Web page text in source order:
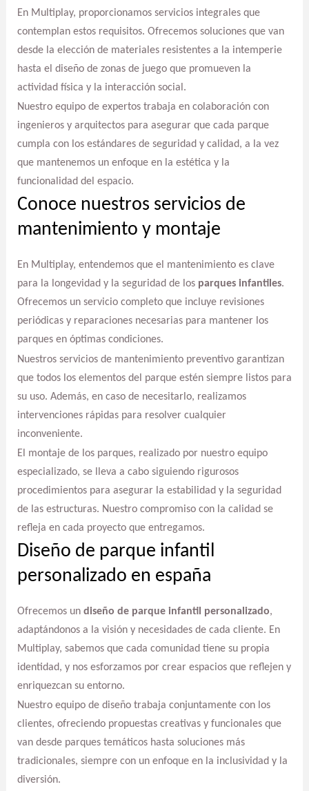
En Multiplay, proporcionamos servicios integrales que
contemplan estos requisitos. Ofrecemos soluciones que van
desde la elección de materiales resistentes a la intemperie
hasta el diseño de zonas de juego que promueven la
actividad física y la interacción social.
Nuestro equipo de expertos trabaja en colaboración con
ingenieros y arquitectos para asegurar que cada parque
cumpla con los estándares de seguridad y calidad, a la vez
que mantenemos un enfoque en la estética y la
funcionalidad del espacio.
Conoce nuestros servicios de
mantenimiento y montaje
En Multiplay, entendemos que el mantenimiento es clave
para la longevidad y la seguridad de los parques infantiles.
Ofrecemos un servicio completo que incluye revisiones
periódicas y reparaciones necesarias para mantener los
parques en óptimas condiciones.
Nuestros servicios de mantenimiento preventivo garantizan
que todos los elementos del parque estén siempre listos para
su uso. Además, en caso de necesitarlo, realizamos
intervenciones rápidas para resolver cualquier
inconveniente.
El montaje de los parques, realizado por nuestro equipo
especializado, se lleva a cabo siguiendo rigurosos
procedimientos para asegurar la estabilidad y la seguridad
de las estructuras. Nuestro compromiso con la calidad se
refleja en cada proyecto que entregamos.
Diseño de parque infantil
personalizado en españa
Ofrecemos un diseño de parque infantil personalizado,
adaptándonos a la visión y necesidades de cada cliente. En
Multiplay, sabemos que cada comunidad tiene su propia
identidad, y nos esforzamos por crear espacios que reflejen y
enriquezcan su entorno.
Nuestro equipo de diseño trabaja conjuntamente con los
clientes, ofreciendo propuestas creativas y funcionales que
van desde parques temáticos hasta soluciones más
tradicionales, siempre con un enfoque en la inclusividad y la
diversión.